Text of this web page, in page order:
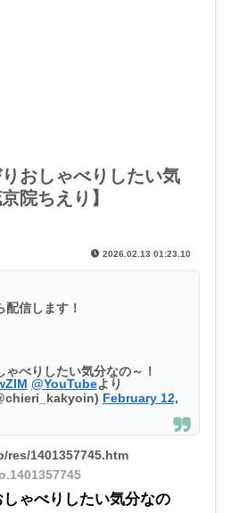
りおしゃべりしたい気
院ちえり】
2026.02.13 01:23.10
配信します！
ゃべりしたい気分なの～！
@YouTubeより
February 12,
1401357745.htm
しゃべりしたい気分なの